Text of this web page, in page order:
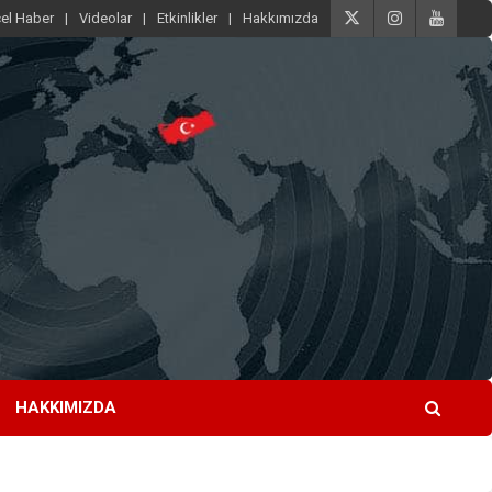
Haber Videolar Etkinlikler Hakkımızda
HAKKIMIZDA